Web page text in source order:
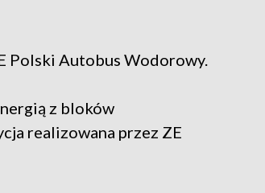
Polski Autobus Wodorowy.
z bloków
realizowana przez ZE